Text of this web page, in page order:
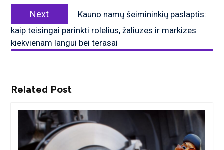
Next
post:
Kauno namų šeimininkių paslaptis:
kaip teisingai parinkti rolelius, žaliuzes ir markizes
kiekvienam langui bei terasai
Related Post